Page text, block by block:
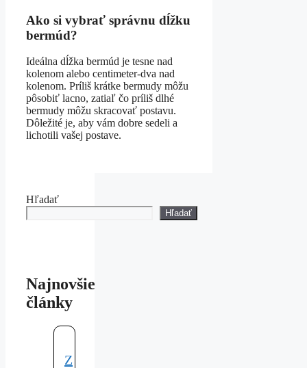
Ako si vybrať správnu dĺžku
bermúd?
Ideálna dĺžka bermúd je tesne nad
kolenom alebo centimeter-dva nad
kolenom. Príliš krátke bermudy môžu
pôsobiť lacno, zatiaľ čo príliš dlhé
bermudy môžu skracovať postavu.
Dôležité je, aby vám dobre sedeli a
lichotili vašej postave.
Hľadať
Hľadať
Najnovšie
články
Z